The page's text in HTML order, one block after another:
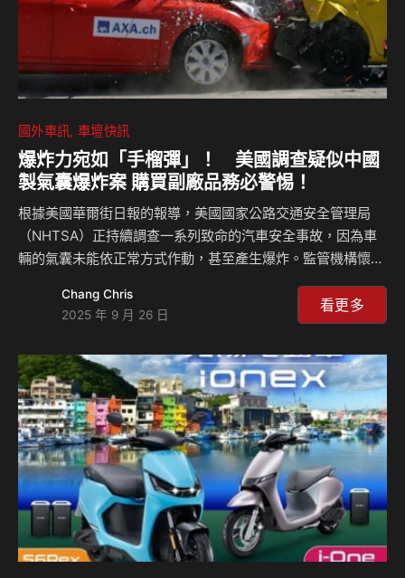
國外車訊 車壇快訊
爆炸力宛如「手榴彈」！ 美國調查疑似中國
製氣囊爆炸案 購買副廠品務必警惕！
根據美國華爾街日報的報導，美國國家公路交通安全管理局
（NHTSA）正持續調查一系列致命的汽車安全事故，因為車
輛的氣囊未能依正常方式作動，甚至產生爆炸。監管機構懷
裝置。 NHTSA 已確認自2023年至今、共計七起安全氣囊故
障事件，造成五人喪生。這些事故揭示了一個令人不安的安全
件，將潛在的「定時炸彈」安裝到了毫不知情的消費者車輛
中。 22歲女性受害事件：氣囊「像手榴彈一樣爆炸」 其中一
名受害者是 22 歲的佛羅里達州居民黛絲蒂妮·拜亞西
（Destiny Byassee）。根據《華爾街日報》報…
Chang Chris
2025 年 9 月 26 日
看更多